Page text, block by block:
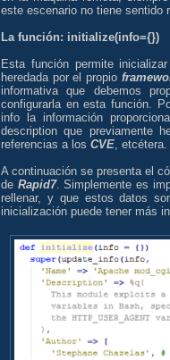
este escenario no tiene sentido
La función: initialize(info={})
Esta función permite
heredada por el propio
informativa que debemos
configurarla en esta función.
info la información
description que previamente
referencias a los CVE , etcétera.
A continuación se presenta el
de Rapid7. Simplemente es
rellenar, y que estos datos
inicialización puede tener más